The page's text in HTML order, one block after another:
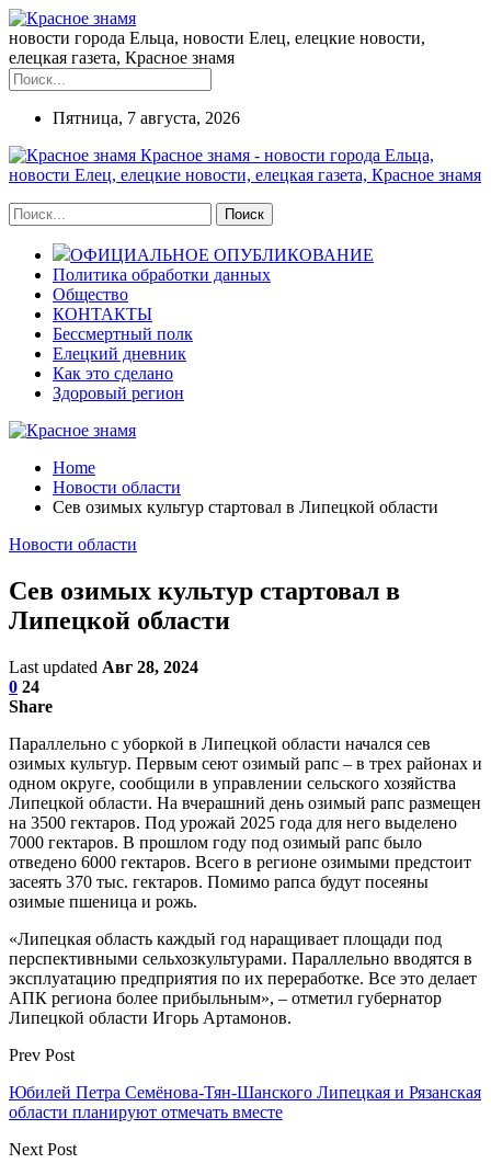
новости города Ельца, новости Елец, елецкие новости,
елецкая газета, Красное знамя
Пятница, 7 августа, 2026
Красное знамя - новости города Ельца,
новости Елец, елецкие новости, елецкая газета, Красное знамя
ОФИЦИАЛЬНОЕ ОПУБЛИКОВАНИЕ
Политика обработки данных
Общество
КОНТАКТЫ
Бессмертный полк
Елецкий дневник
Как это сделано
Здоровый регион
Home
Новости области
Сев озимых культур стартовал в Липецкой области
Новости области
Сев озимых культур стартовал в
Липецкой области
Last updated Авг 28, 2024
0 24
Share
Параллельно с уборкой в Липецкой области начался сев
озимых культур. Первым сеют озимый рапс – в трех районах и
одном округе, сообщили в управлении сельского хозяйства
Липецкой области. На вчерашний день озимый рапс размещен
на 3500 гектаров. Под урожай 2025 года для него выделено
7000 гектаров. В прошлом году под озимый рапс было
отведено 6000 гектаров. Всего в регионе озимыми предстоит
засеять 370 тыс. гектаров. Помимо рапса будут посеяны
озимые пшеница и рожь.
«Липецкая область каждый год наращивает площади под
перспективными сельхозкультурами. Параллельно вводятся в
эксплуатацию предприятия по их переработке. Все это делает
АПК региона более прибыльным», – отметил губернатор
Липецкой области Игорь Артамонов.
Prev Post
Юбилей Петра Семёнова-Тян-Шанского Липецкая и Рязанская
области планируют отмечать вместе
Next Post